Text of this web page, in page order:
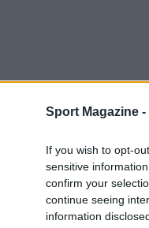
Sport Magazine -
If you wish to opt-
sensitive
confirm your
continue seeing
information
tennis